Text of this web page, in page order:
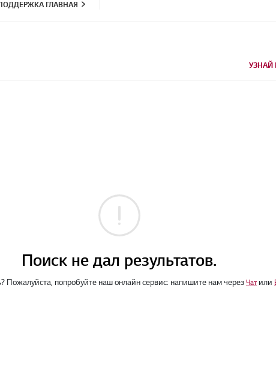
ГЛАВНАЯ
УЗНАЙ
Поиск не дал результатов.
Пожалуйста, попробуйте наш онлайн сервис: напишите нам черезЧат или